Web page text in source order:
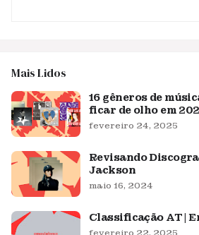
Mais Lidos
16 gêneros de
ficar de olho em
fevereiro 24, 2025
Revisando
Jackson
maio 16, 2024
Classificação AT |